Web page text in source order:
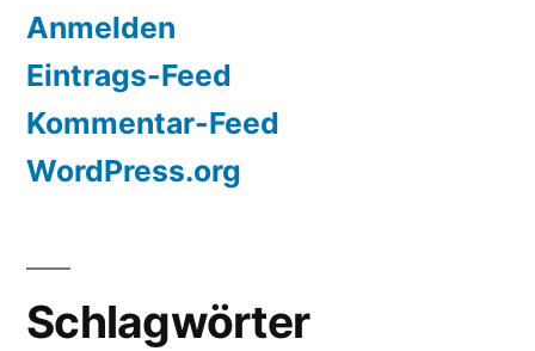
Anmelden
Eintrags-Feed
Kommentar-Feed
WordPress.org
Schlagwörter